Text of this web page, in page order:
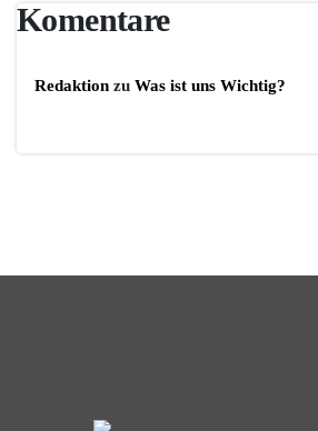
Komentare
Redaktion zu Was ist uns Wichtig?